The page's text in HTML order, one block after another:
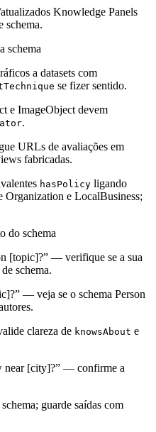
Knowledge Panels
schema.
schema
a datasets com
se fizer sentido.
e ImageObject devem
.
URLs de avaliações em
fabricadas.
hasPolicy ligando
Organization e LocalBusiness;
do schema
[topic]?” — verifique se a sua
schema.
— veja se o schema Person
clareza de knowsAbout e
near [city]?” — confirme a
guarde saídas com